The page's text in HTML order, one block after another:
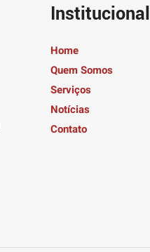
Institucional
Home
Quem Somos
Serviços
Notícias
Contato